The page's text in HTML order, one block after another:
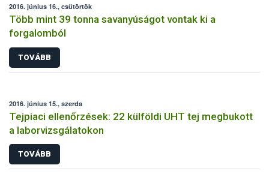
2016. június 16., csütörtök
Több mint 39 tonna savanyúságot vontak ki a
forgalomból
TOVÁBB
2016. június 15., szerda
Tejpiaci ellenőrzések: 22 külföldi UHT tej megbukott
a laborvizsgálatokon
TOVÁBB